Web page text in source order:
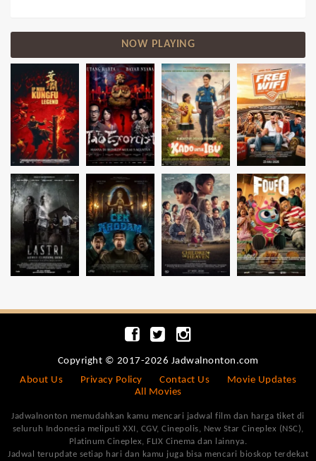
NOW PLAYING
Copyright © 2017-2026 Jadwalnonton.com
About Us
Privacy Policy Contact Us
Movie Updates
All Movies
Jadwalnonton memudahkan kamu mencari jadwal film dan harga tiket di
seluruh Indonesia meliputi XXI, CGV, Cinepolis, New Star Cineplex (NSC),
Platinum Cineplex, FLIX Cinema dan lainnya.
Jadwal terupdate setiap hari dan kamu juga bisa mencari bioskop terdekat